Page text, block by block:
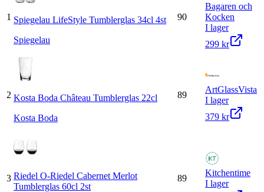
1 Spiegelau LifeStyle Tumblerglas 34cl 4st
Spiegelau
90
Bagaren och
Kocken
I lager
299 kr
2 Kosta Boda Château Tumblerglas 22cl
Kosta Boda
89
ArtGlassVista
I lager
379 kr
3 Riedel O-Riedel Cabernet Merlot
Tumblerglas 60cl 2st
89
Kitchentime
I lager